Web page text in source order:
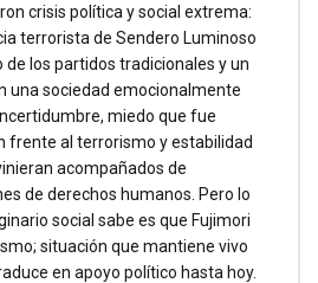
crisis política y social extrema:
terrorista de Sendero Luminoso
de los partidos tradicionales y un
una sociedad emocionalmente
miedo que fue
frente al terrorismo y estabilidad
acompañados de
de derechos humanos. Pero lo
social sabe es que Fujimori
situación que mantiene vivo
en apoyo político hasta hoy.